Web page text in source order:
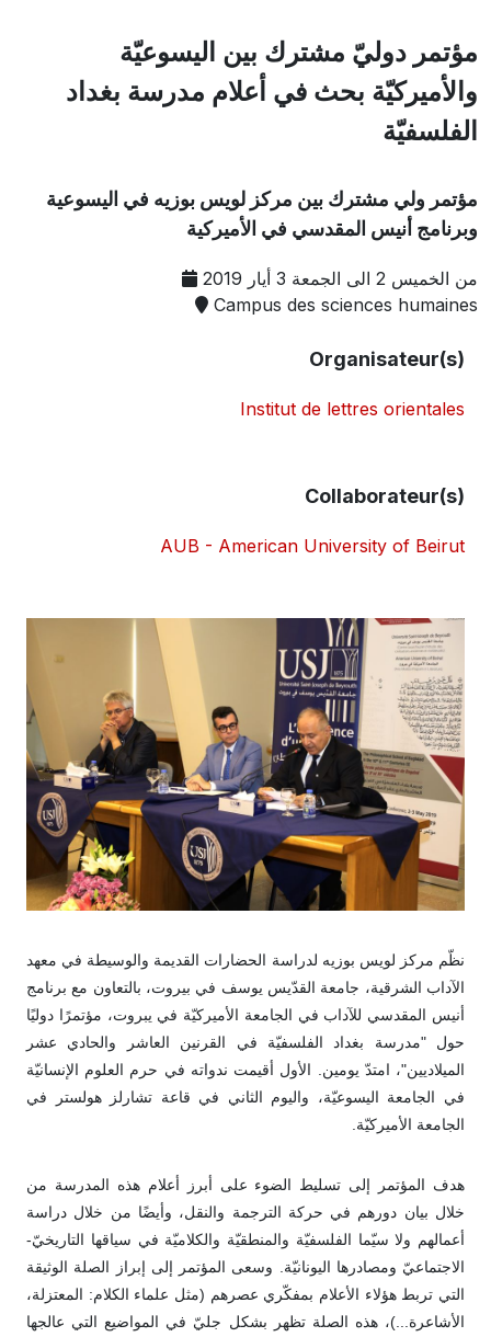
مؤتمر دوليّ مشترك بين اليسوعيّة
والأميركيّة بحث في أعلام مدرسة بغداد
الفلسفيّة
مؤتمر ولي مشترك بين مركز لويس بوزيه في اليسوعية
وبرنامج أنيس المقدسي في الأميركية
من الخميس 2 الى الجمعة 3 أيار 2019
Campus des sciences humaines
Organisateur(s)
Institut de lettres orientales
Collaborateur(s)
AUB - American University of Beirut
نظّم مركز لويس بوزيه لدراسة الحضارات القديمة والوسيطة في معهد
الآداب الشرقية، جامعة القدّيس يوسف في بيروت، بالتعاون مع برنامج
أنيس المقدسي للآداب في الجامعة الأميركيّة في يبروت، مؤتمرًا دوليًا
حول "مدرسة بغداد الفلسفيّة في القرنين العاشر والحادي عشر
الميلاديين"، امتدّ يومين. الأول أقيمت ندواته في حرم العلوم الإنسانيّة
في الجامعة اليسوعيّة، واليوم الثاني في قاعة تشارلز هولستر في
الجامعة الأميركيّة.
هدف المؤتمر إلى تسليط الضوء على أبرز أعلام هذه المدرسة من
خلال بيان دورهم في حركة الترجمة والنقل، وأيضًا من خلال دراسة
أعمالهم ولا سيّما الفلسفيّة والمنطقيّة والكلاميّة في سياقها التاريخيّ-
الاجتماعيّ ومصادرها اليونانيّة. وسعى المؤتمر إلى إبراز الصلة الوثيقة
التي تربط هؤلاء الأعلام بمفكّري عصرهم (مثل علماء الكلام: المعتزلة،
الأشاعرة...)، هذه الصلة تظهر بشكل جليّ في المواضيع التي عالجها